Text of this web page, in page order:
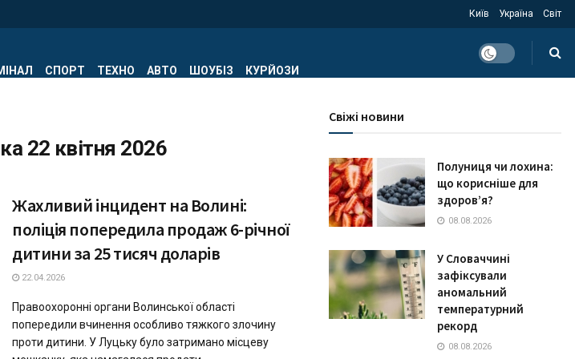
Київ Україна Світ
СПОРТ ТЕХНО АВТО ШОУБІЗ КУРЙОЗИ
22 квітня 2026
Жахливий інцидент на Волині:
поліція попередила продаж 6-річної
дитини за 25 тисяч доларів
22.04.2026
Правоохоронні органи Волинської області
попередили вчинення особливо тяжкого злочину
проти дитини. У Луцьку було затримано місцеву
Свіжі новини
Полуниця чи лохина:
що корисніше для
здоров’я?
08.08.2026
У Словаччині
зафіксували
аномальний
температурний
рекорд
08.08.2026